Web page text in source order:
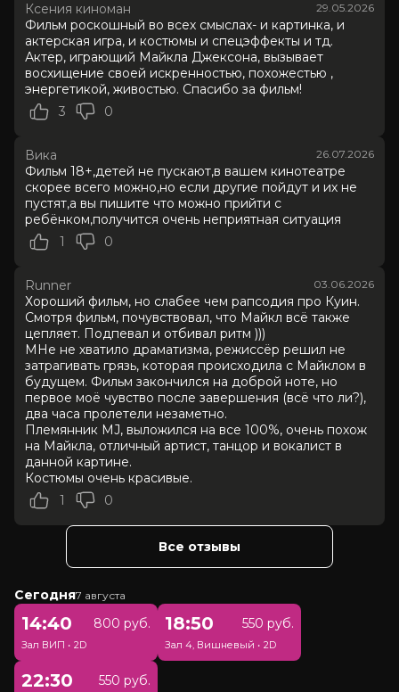
легендарнее его музыки лишь его жизнь — полная
взлётов и падений на пути к головокружительной
славе.
Оценка 7.8/ 10 (162 996 голосов)
Год
Слоган
Режиссер
Антуан Фукуа
Актеры
Джаафар Джексон, Джулиано
Вальди, Колман Доминго, Ниа Лонг,
Продюсеры
Джон Бранка, Грэм Кинг, Джон
МакКлейн
Сценаристы
Джон Логан
Жанр
биография, драма, музыка
Длительность
2 ч 13 мин
В прокате
с 28 мая до 9 августа
Ксения киноман 29.05.2026
Фильм роскошный во всех смыслах- и картинка, и
актерская игра, и костюмы и спецэффекты и тд.
Актер, играющий Майкла Джексона, вызывает
восхищение своей искренностью, похожестью ,
энергетикой, живостью. Спасибо за фильм!
3
0
Вика 26.07.2026
Фильм 18+,детей не пускают,в вашем кинотеатре
скорее всего можно,но если другие пойдут и их не
пустят,а вы пишите что можно прийти с
ребёнком,получится очень неприятная ситуация
1
0
Runner 03.06.2026
Хороший фильм, но слабее чем рапсодия про Куин.
Смотря фильм, почувствовал, что Майкл всё также
цепляет. Подпевал и отбивал ритм )))
МНе не хватило драматизма, режиссёр решил не
затрагивать грязь, которая происходила с Майклом в
будущем. Фильм закончился на доброй ноте, но
первое моё чувство после завершения (всё что ли?),
два часа пролетели незаметно.
Племянник MJ, выложился на все 100%, очень похож
на Майкла, отличный артист, танцор и вокалист в
данной картине.
Костюмы очень красивые.
1
0
Все отзывы
Сегодня7 августа
14:40 800 руб.
Зал ВИП • 2D
18:50 550 руб.
Зал 4, Вишневый • 2D
22:30 550 руб.